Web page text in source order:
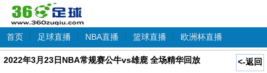
首页 足球直播 NBA直播 篮球直播 欧洲杯直播
<-返回
2022年3月23日NBA常规赛公牛vs雄鹿 全场精华回放